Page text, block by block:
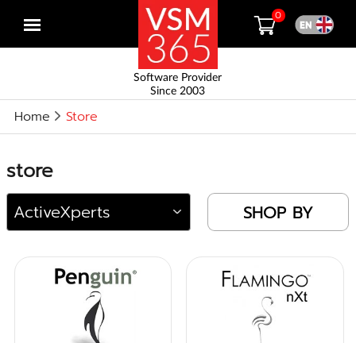
Open
Software Provider
Since 2003
0
Home Store
store
SHOP BY